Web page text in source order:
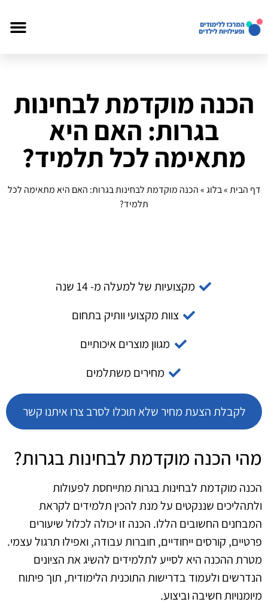
הכנה מוקדמת לבחינות
בגרות: האם היא
מתאימה לכל תלמיד?
דף הבית»בלוג»הכנה מוקדמת לבחינות בגרות: האם היא מתאימה לכל
תלמיד?
מקצועיות של למעלה מ- 14 שנה
צוות מקצועי וותיק בתחום
מגוון מוצרים איכותיים
מחירים משתלמים
לקבלת הצעת מחיר שלא תוכלו לסרב צרו איתנו קשר
מהי הכנה מוקדמת לבחינות בגרות?
הכנה מוקדמת לבחינות בגרות מתייחסת לפעולות
ולתהליכים שננקטים על מנת להכין תלמידים לקראת
המבחנים החשובים הללו. הכנה זו יכולה לכלול שיעורים
פרטיים, קורסים ייחודיים, חוברות עבודה, ואפילו תרגול עצמי.
מטרת ההכנה היא לסייע לתלמידים להשיג את הציונים
הנדרשים ולעמוד בדרישות התוכנית הלימודית, תוך פיתוח
מיומנויות חשיבה וביצוע.